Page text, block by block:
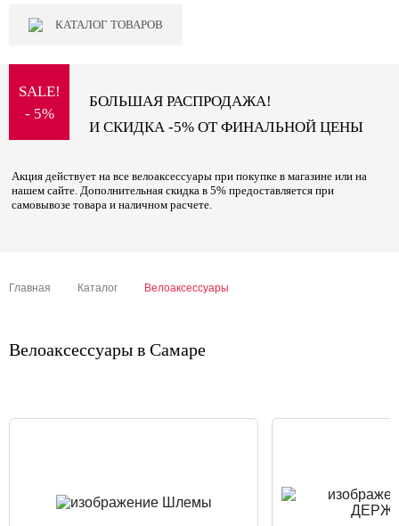
КАТАЛОГ ТОВАРОВ
SALE!
- 5%
БОЛЬШАЯ РАСПРОДАЖА!
И СКИДКА -5% ОТ ФИНАЛЬНОЙ ЦЕНЫ
Акция действует на все велоаксессуары при покупке в магазине или на
нашем сайте. Дополнительная скидка в 5% предоставляется при
самовывозе товара и наличном расчете.
Главная Каталог Велоаксессуары
Велоаксессуары в Самаре